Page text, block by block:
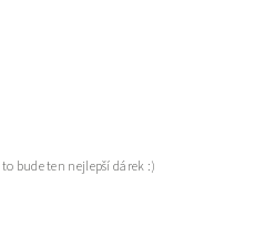
bude ten nejlepší dárek :)